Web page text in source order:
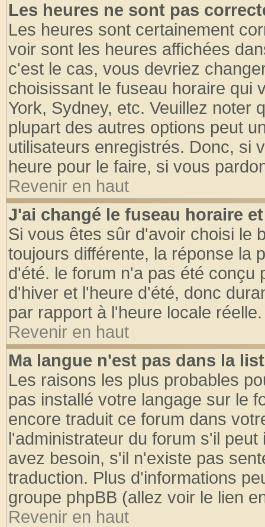
Les heures ne sont pas
Les heures sont certainement
voir sont les heures affichées
c'est le cas, vous devriez
choisissant le fuseau horaire qui
York, Sydney, etc. Veuillez noter
plupart des autres options peut
utilisateurs enregistrés. Donc, si
heure pour le faire, si vous
Revenir en haut
J'ai changé le fuseau horaire
Si vous êtes sûr d'avoir choisi le
toujours différente, la réponse la
d'été. le forum n'a pas été conçu
d'hiver et l'heure d'été, donc
par rapport à l'heure locale réelle.
Revenir en haut
Ma langue n'est pas dans la
Les raisons les plus probables
pas installé votre langage sur le
encore traduit ce forum dans
l'administrateur du forum s'il
avez besoin, s'il n'existe pas
traduction. Plus d'informations
groupe phpBB (allez voir le lien
Revenir en haut